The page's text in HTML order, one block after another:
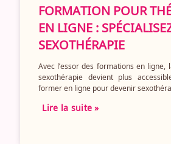
FORMATION POUR
EN LIGNE :
SEXOTHÉRAPIE
Avec l’essor des formations en ligne,
sexothérapie devient plus
former en ligne pour devenir
Lire la suite »